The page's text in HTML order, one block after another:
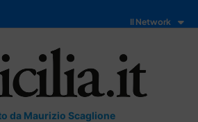
Il Network
da Maurizio Scaglione